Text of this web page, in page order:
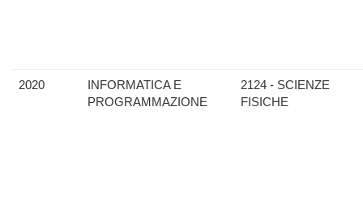
2020
INFORMATICA E
PROGRAMMAZIONE
2124 - SCIENZE
FISICHE